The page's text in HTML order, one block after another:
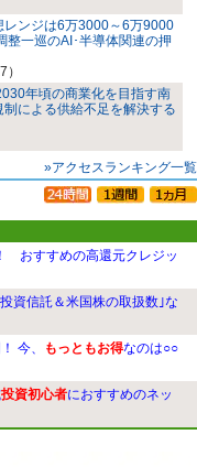
ンジは6万3000～6万9000
整一巡のAI･半導体関連の押
年頃の商業化を目指す南
による供給不足を解決する
»アクセスランキング一覧
おすすめの高還元クレジッ
資信託＆米国株の取扱数｣な
今、 もっともお得なのは○○
投資初心者におすすめのネッ